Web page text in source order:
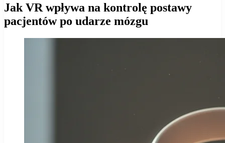
Jak VR wpływa na kontrolę postawy
pacjentów po udarze mózgu